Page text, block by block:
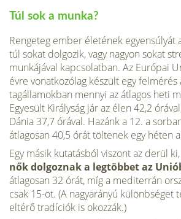
Túl sok a munka?
Rengeteg ember életének egyensúlyát
túl sokat dol­gozik, vagy nagyon sokat
munkájával kapcsolatban. Az Európai
évre vonatkozólag készült egy felmérés
tagállamokban mennyi az átlagos heti
Egyesült Királyság jár az élen 42,2
Dánia 37,7 órá­val. Hazánk a 12. a
átlagosan 40,5 órát töltenek egy hé­ten
Egy másik kutatásból viszont az derül
nők dolgoznak a legtöbbet az
átlagosan 32 órát, míg a mediterrán
csak 15-öt. (A nagyarányú különbséget
eltérő tradíciók is okozzák.)